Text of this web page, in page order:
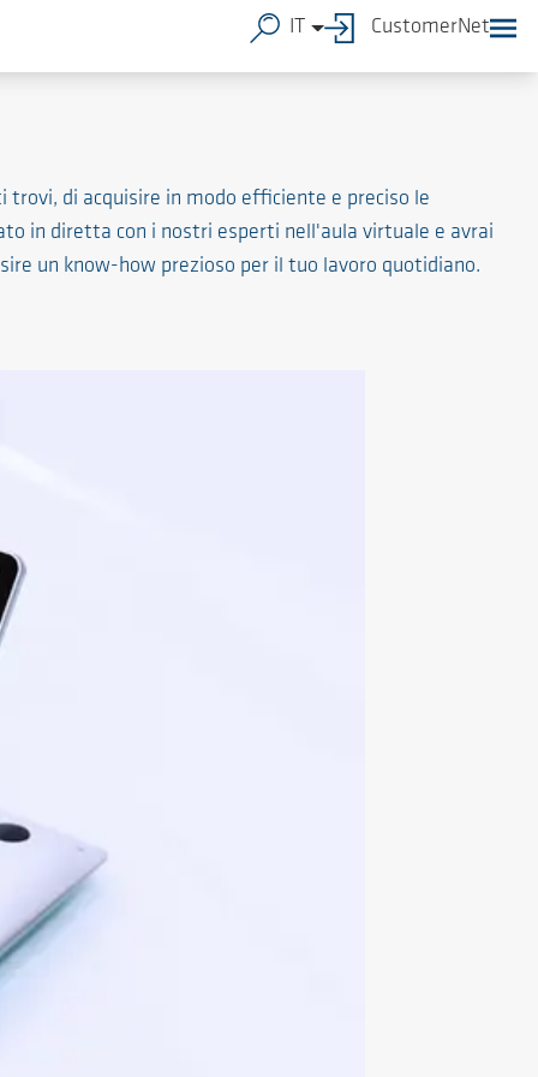
trovi, di acquisire in modo efficiente e preciso le
in diretta con i nostri esperti nell'aula virtuale e avrai
un know-how prezioso per il tuo lavoro quotidiano.
IT CustomerNet